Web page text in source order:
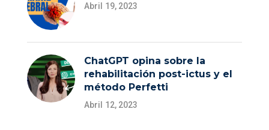
Abril 19, 2023
ChatGPT opina sobre la
rehabilitación post-ictus y el
método Perfetti
Abril 12, 2023